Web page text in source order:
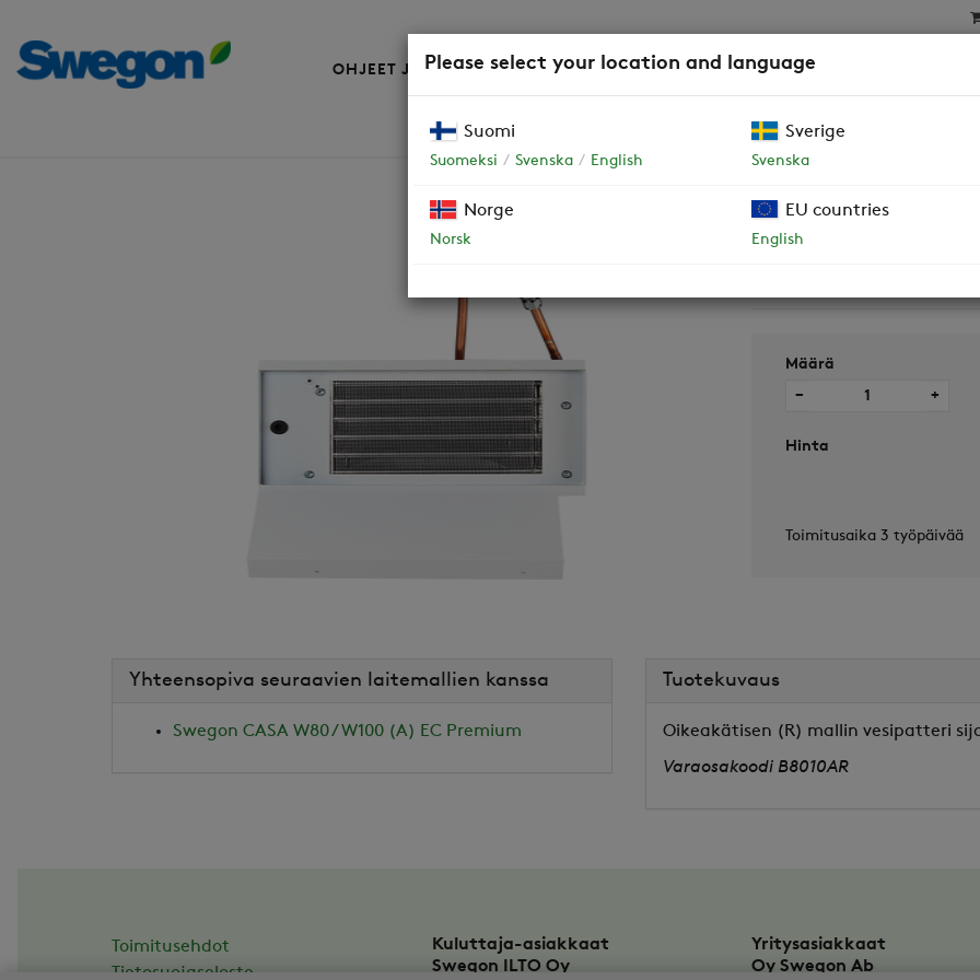
OHJEET JA VARAOSAT SUODATTIMET YRITYSASIAKKAAT JA
Vesipatteri W80A / W100A R-malli (vesipat. vasemmalla puolella)
Vesipatteri
(vesipat.
Määrä
− +
Hinta
Toimitusaika 3 työpäivää
Tuotekuvaus
Oikeakätisen (R) mallin vesipatteri
Varaosakoodi B8010AR
Yhteensopiva seuraavien laitemallien kanssa
Swegon CASA W80 / W100 (A) EC Premium
Toimitusehdot
Tietosuojaseloste
Kuluttaja-asiakkaat
Swegon ILTO Oy
Yritysasiakkaat
Oy Swegon Ab
Please select your location and language
Suomi
Suomeksi Svenska English
Sverige
Svenska
Norge
Norsk
EU countries
English